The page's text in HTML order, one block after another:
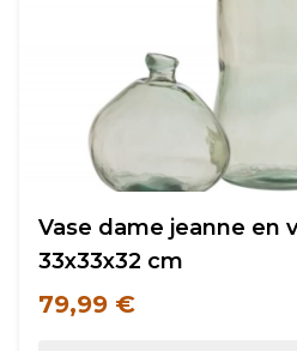
Vase dame jeanne en
33x33x32 cm
79,99 €